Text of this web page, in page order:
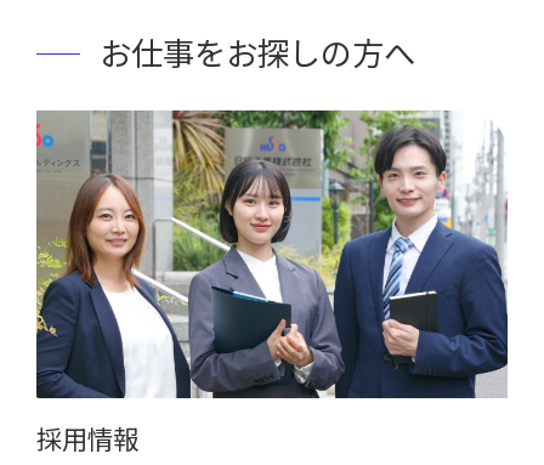
お仕事をお探しの方へ
採用情報